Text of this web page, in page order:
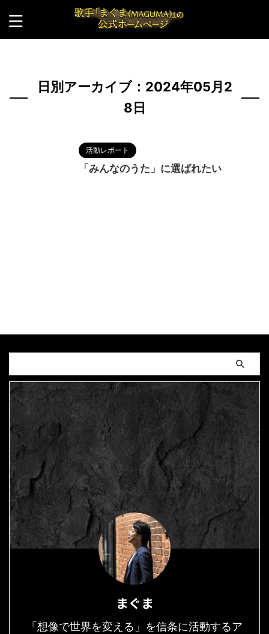
日別アーカイブ：2024年05月2
8日
活動レポート
「みんなのうた」に選ばれたい
まぐま
「想像で世界を変える」を信条に活動するア